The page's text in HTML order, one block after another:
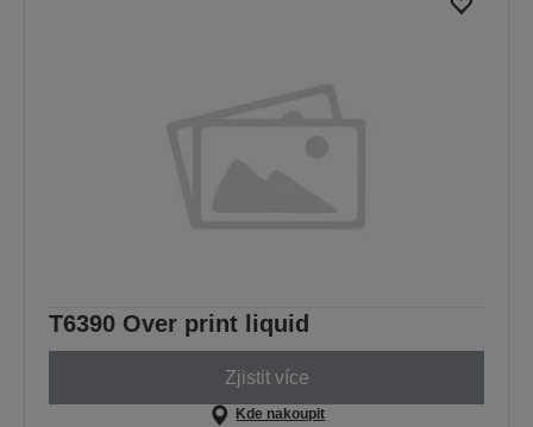
T6390 Over print liquid
Zjistit více
Kde nakoupit